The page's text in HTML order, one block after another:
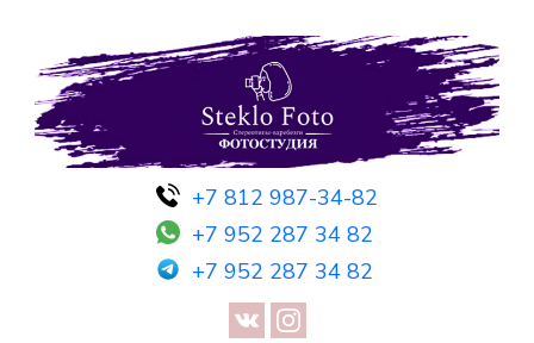
+7 812 987-34-82
+7 952 287 34 82
+7 952 287 34 82
Фотостудия SF
Фотосессия в студии СПб — Фотосессия в Санкт-Петербурге
— Предметная съемка — Невидимый манекен — Прозрачный
манекен — Сертификат на фотосессию